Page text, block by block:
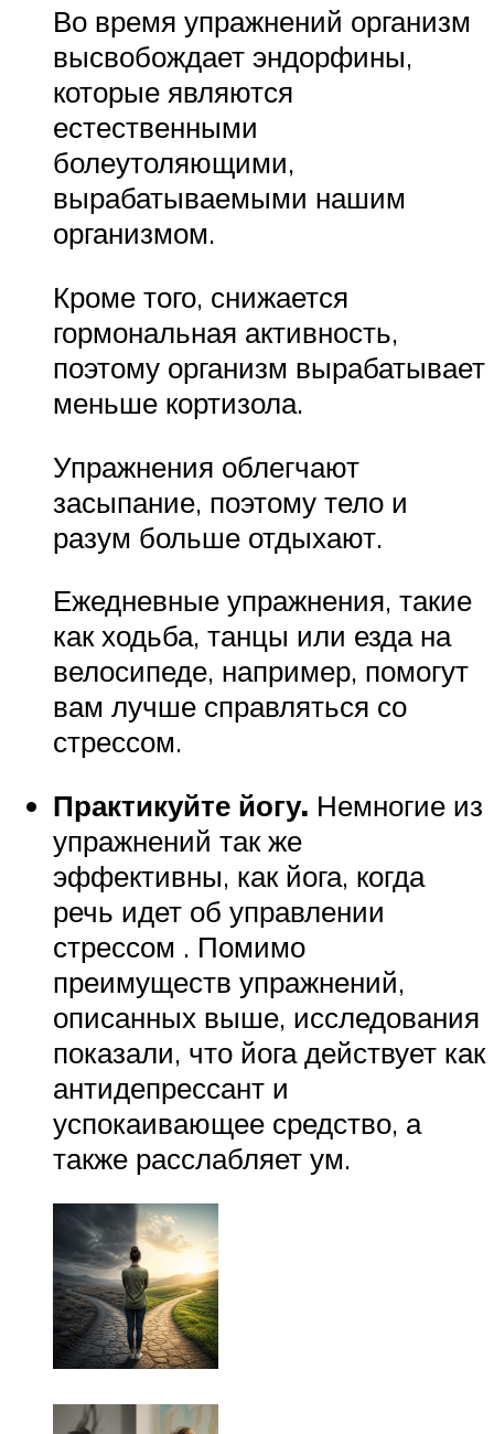
Во время упражнений организм
высвобождает эндорфины,
которые являются
естественными
болеутоляющими,
вырабатываемыми нашим
организмом.
Кроме того, снижается
гормональная активность,
поэтому организм вырабатывает
меньше кортизола.
Упражнения облегчают
засыпание, поэтому тело и
разум больше отдыхают.
Ежедневные упражнения, такие
как ходьба, танцы или езда на
велосипеде, например, помогут
вам лучше справляться со
стрессом.
Практикуйте йогу. Немногие из
упражнений так же
эффективны, как йога, когда
речь идет об управлении
стрессом . Помимо
преимуществ упражнений,
описанных выше, исследования
показали, что йога действует как
антидепрессант и
успокаивающее средство, а
также расслабляет ум.